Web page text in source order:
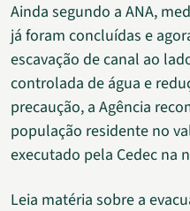
Ainda segundo a ANA,
já foram concluídas e
escavação de canal ao
controlada de água e
precaução, a Agência
população residente no
executado pela Cedec na
Leia matéria sobre a